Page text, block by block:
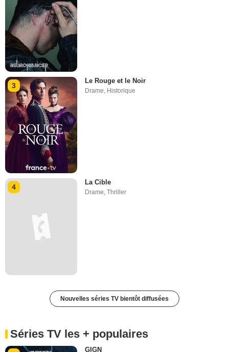
3
Le Rouge et le Noir
Drame, Historique
4
La Cible
Drame,Thriller
Nouvelles séries TV bientôt diffusées
Séries TV les + populaires
GIGN